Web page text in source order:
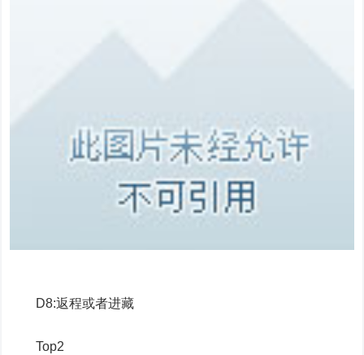
D8:返程或者进藏
Top2